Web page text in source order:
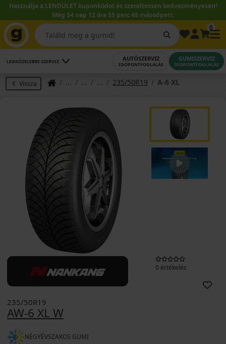
Használja a LENDÜLET kuponkódot és szereltessen kedvezményesen!
Még 54 nap 12 óra 55 perc 48 másodperc.
0
LEGKÖZELEBBI SZERVIZ AUTÓSZERVIZ
IDŐPONTFOGLALÁS
GUMISZERVIZ
IDŐPONTFOGLALÁS
Vissza 235/50R19 A-6 XL
0 értékelés
AW-6 XL W
235/50R19
NÉGYÉVSZAKOS GUMI